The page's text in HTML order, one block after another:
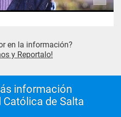
en la información?
y Reportalo!
información
Católica de Salta